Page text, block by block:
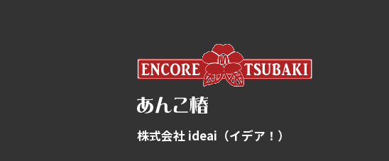
株式会社 ideai（イデア！）